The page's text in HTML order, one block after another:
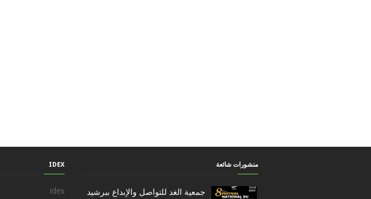
منشورات شائعة
جمعية الغد للتواصل والإبداع ببرشيد
IDEX
idex